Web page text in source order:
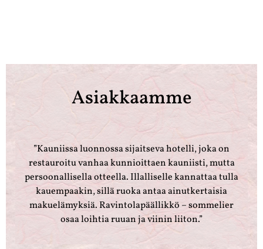
Asiakkaamme
”Kauniissa luonnossa sijaitseva hotelli, joka on
restauroitu vanhaa kunnioittaen kauniisti, mutta
persoonallisella otteella. Illalliselle kannattaa tulla
kauempaakin, sillä ruoka antaa ainutkertaisia
makuelämyksiä. Ravintolapäällikkö – sommelier
osaa loihtia ruuan ja viinin liiton.”